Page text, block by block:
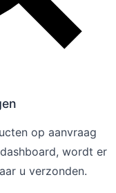
op aanvraag
wordt er
u verzonden.